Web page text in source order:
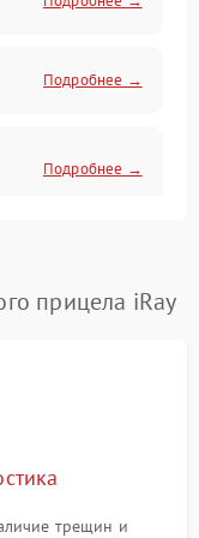
Подробнее →
Подробнее →
Подробнее →
прицела iRay
трещин и